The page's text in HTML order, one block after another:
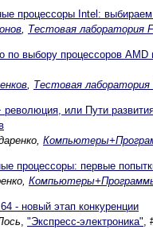
процессоры Intel:
, Тестовая лаборатория
по выбору процессоров AMD
, Тестовая лаборатория
или Пути
процессоры: первые
- новый этап конкуренции
, "Экспресс-электроника",